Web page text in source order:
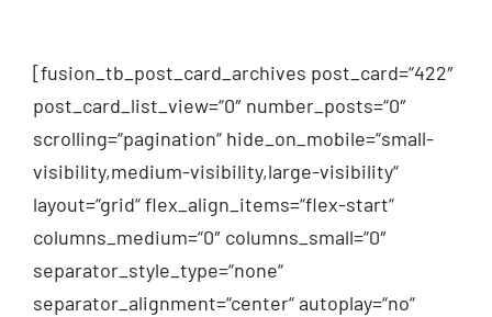
[fusion_tb_post_card_archives post_card=“422″
post_card_list_view=“0″ number_posts=“0″
scrolling=“pagination“ hide_on_mobile=“small-
visibility,medium-visibility,large-visibility“
layout=“grid“ flex_align_items=“flex-start“
columns_medium=“0″ columns_small=“0″
separator_style_type=“none“
separator_alignment=“center“ autoplay=“no“